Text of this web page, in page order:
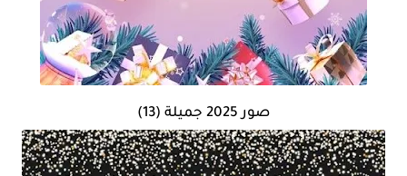
صور 2025 جميلة (13)